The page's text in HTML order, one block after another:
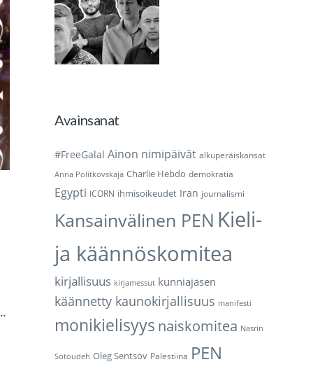
Avainsanat
#FreeGalal Ainon nimipäivät alkuperäiskansat
Anna Politkovskaja Charlie Hebdo demokratia
Egypti ICORN ihmisoikeudet Iran journalismi
Kansainvälinen PEN Kieli-
ja käännöskomitea
kirjallisuus kirjamessut kunniajäsen
käännetty kaunokirjallisuus manifesti
monikielisyys naiskomitea Nasrin
Sotoudeh Oleg Sentsov Palestiina PEN